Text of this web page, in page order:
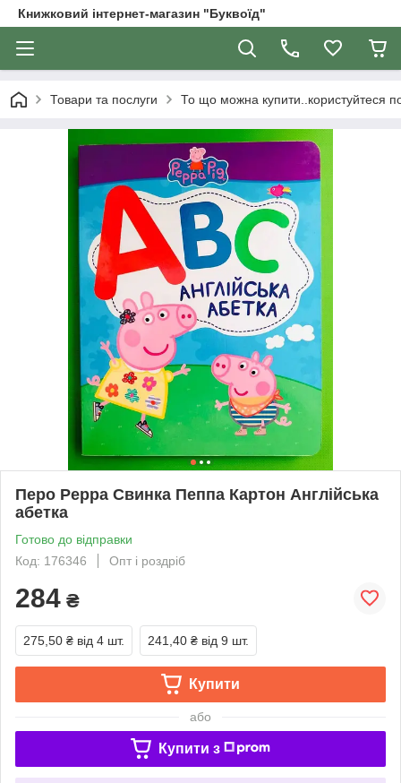
Книжковий інтернет-магазин "Буквоїд"
Товари та послуги То що можна купити..користуйтеся
Перо Peppa Свинка Пеппа Картон Англійська
абетка
Готово до відправки
Код: 176346
Опт і роздріб
284 ₴
275,50 ₴ від 4 шт. 241,40 ₴ від 9 шт.
Купити
або
Купити з